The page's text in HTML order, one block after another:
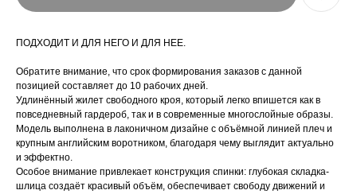
ПОДХОДИТ И ДЛЯ НЕГО И ДЛЯ НЕЕ.
Обратите внимание, что срок формирования заказов с данной
позицией составляет до 10 рабочих дней.
Удлинённый жилет свободного кроя, который легко впишется как в
повседневный гардероб, так и в современные многослойные образы.
Модель выполнена в лаконичном дизайне с объёмной линией плеч и
крупным английским воротником, благодаря чему выглядит актуально
и эффектно.
Особое внимание привлекает конструкция спинки: глубокая складка-
шлица создаёт красивый объём, обеспечивает свободу движений и